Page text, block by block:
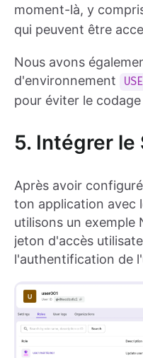
moment-là, y
qui peuvent être
Nous avons
d'environnement
pour éviter le codage
5. Intégrer le
Après avoir
ton application avec
utilisons un exemple
jeton d'accès
l'authentification de